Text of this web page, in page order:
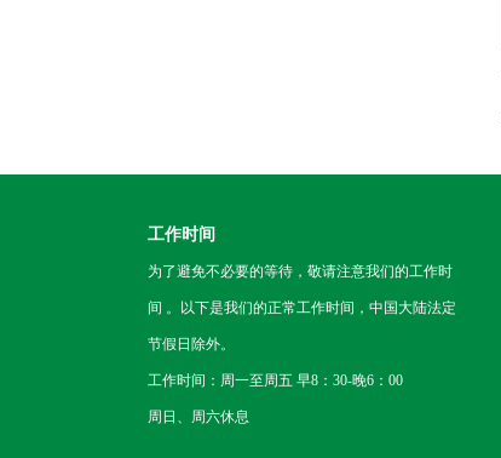
工作时间
为了避免不必要的等待，敬请注意我们的工作时
间 。以下是我们的正常工作时间，中国大陆法定
节假日除外。
工作时间：周一至周五 早8：30-晚6：00
周日、周六休息